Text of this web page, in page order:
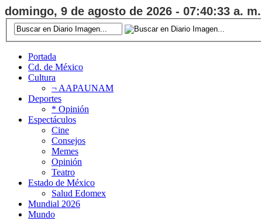
domingo, 9 de agosto de 2026 - 07:40:34 a. m.
Portada
Cd. de México
Cultura
¬ AAPAUNAM
Deportes
* Opinión
Espectáculos
Cine
Consejos
Memes
Opinión
Teatro
Estado de México
Salud Edomex
Mundial 2026
Mundo